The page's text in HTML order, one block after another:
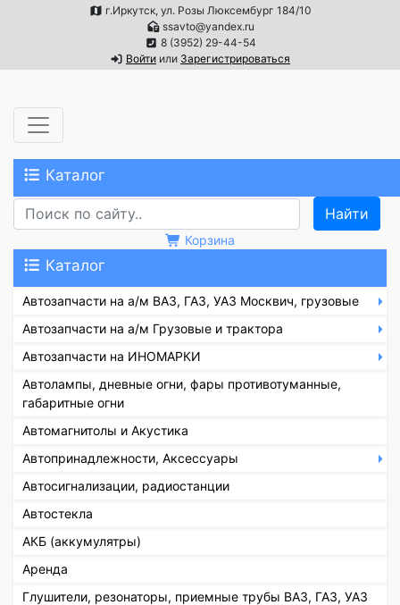
г.Иркутск, ул. Розы Люксембург 184/10
ssavto@yandex.ru
8 (3952) 29-44-54
Войти или Зарегистрироваться
Каталог
Корзина
Каталог
Автозапчасти на а/м ВАЗ, ГАЗ, УАЗ Москвич, грузовые
Автозапчасти на а/м Грузовые и трактора
Автозапчасти на ИНОМАРКИ
Автолампы, дневные огни, фары противотуманные,
габаритные огни
Автомагнитолы и Акустика
Автопринадлежности, Аксессуары
Автосигнализации, радиостанции
Автостекла
АКБ (аккумулятры)
Аренда
Глушители, резонаторы, приемные трубы ВАЗ, ГАЗ, УАЗ